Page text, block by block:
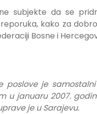
subjekte da se
kako za
Bosne i
poslove je
u januaru 2007.
je u Sarajevu.